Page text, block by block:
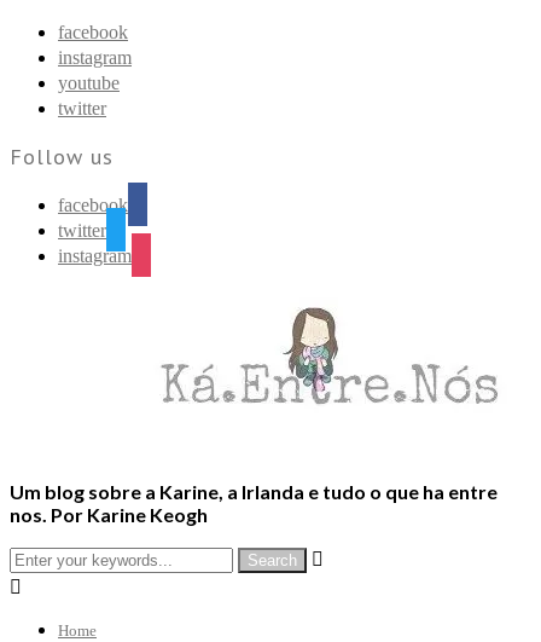
facebook
instagram
youtube
twitter
Follow us
facebook
twitter
instagram
Um blog sobre a Karine, a Irlanda e tudo o que ha entre
nos. Por Karine Keogh


Home